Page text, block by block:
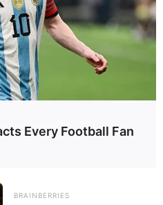
nuestra Política de Privacidad y
de Tua Saúde y de los socios del
Misión y Valores
Revisión Médica
Every Football Fan
BRAINBERRIES